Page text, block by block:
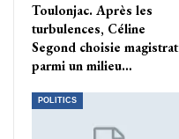
Toulonjac. Après les
turbulences, Céline
Segond choisie magistrat
parmi un milieu…
POLITICS